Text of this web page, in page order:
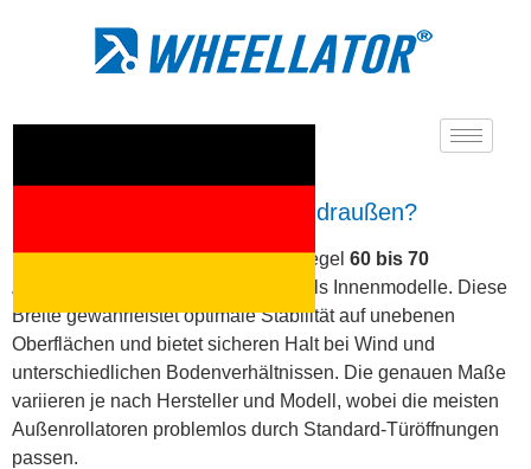
Wie breit ist ein Rollator für draußen?
Ein Rollator für draußen ist in der Regel 60 bis 70
Zentimeter breit
und damit breiter als Innenmodelle. Diese
Breite gewährleistet optimale Stabilität auf unebenen
Oberflächen und bietet sicheren Halt bei Wind und
unterschiedlichen Bodenverhältnissen. Die genauen Maße
variieren je nach Hersteller und Modell, wobei die meisten
Außenrollatoren problemlos durch Standard-Türöffnungen
passen.